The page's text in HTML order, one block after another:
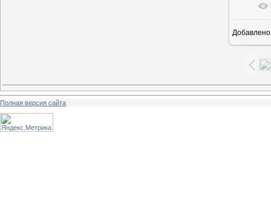
В
Добавлено
Полная версия сайта